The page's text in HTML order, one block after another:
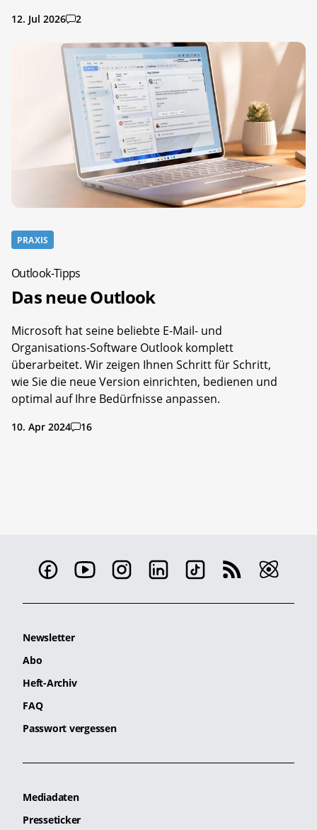
12. Jul 2026 2
PRAXIS
Outlook-Tipps
Das neue Outlook
Microsoft hat seine beliebte E-Mail- und
Organisations-Software Outlook komplett
überarbeitet. Wir zeigen Ihnen Schritt für Schritt,
wie Sie die neue Version einrichten, bedienen und
optimal auf Ihre Bedürfnisse anpassen.
10. Apr 2024 16
Newsletter
Abo
Heft-Archiv
FAQ
Passwort vergessen
Mediadaten
Presseticker